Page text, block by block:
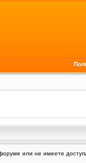
или не имеете